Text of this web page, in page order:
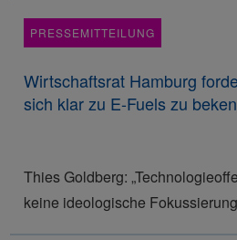
PRESSEMITTEILUNG
Wirtschaftsrat Hamburg
sich klar zu E-Fuels zu
Thies Goldberg:
keine ideologische